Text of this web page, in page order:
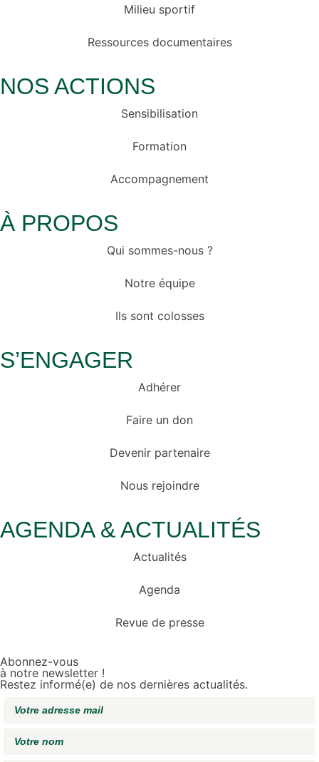
Milieu sportif
Ressources documentaires
NOS ACTIONS
Sensibilisation
Formation
Accompagnement
À PROPOS
Qui sommes-nous ?
Notre équipe
Ils sont colosses
S’ENGAGER
Adhérer
Faire un don
Devenir partenaire
Nous rejoindre
AGENDA & ACTUALITÉS
Actualités
Agenda
Revue de presse
Abonnez-vous
à notre newsletter !
Restez informé(e) de nos dernières actualités.